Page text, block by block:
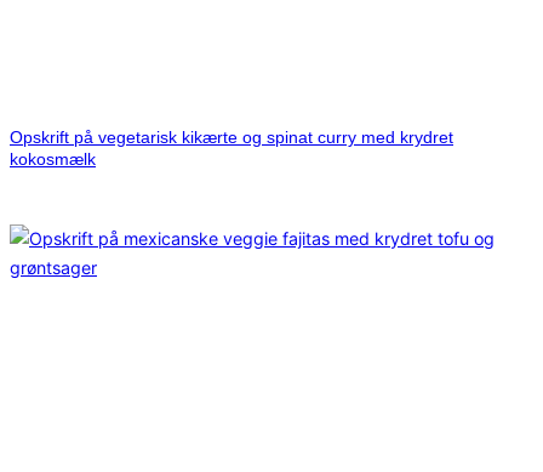
Opskrift på vegetarisk kikærte og spinat curry med krydret
kokosmælk